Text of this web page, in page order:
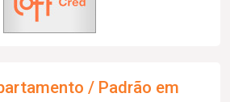
/ Padrão em